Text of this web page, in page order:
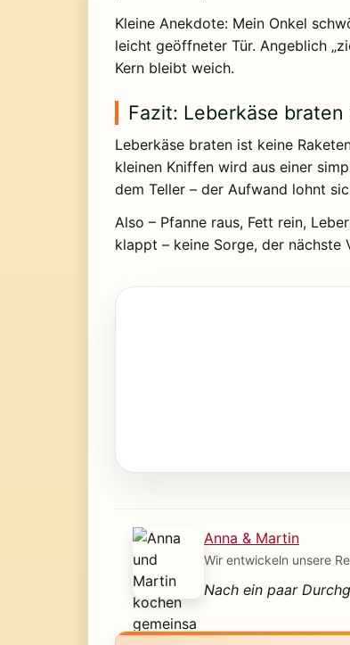
Kleine Anekdote: Mein Onkel
leicht geöffneter Tür. Angeblich
Kern bleibt weich.
Fazit: Leberkäse
Leberkäse braten ist keine
kleinen Kniffen wird aus einer
dem Teller – der Aufwand lohnt
Also – Pfanne raus, Fett rein,
klappt – keine Sorge, der nächste
Anna & Martin
Wir entwickeln unsere
Nach ein paar